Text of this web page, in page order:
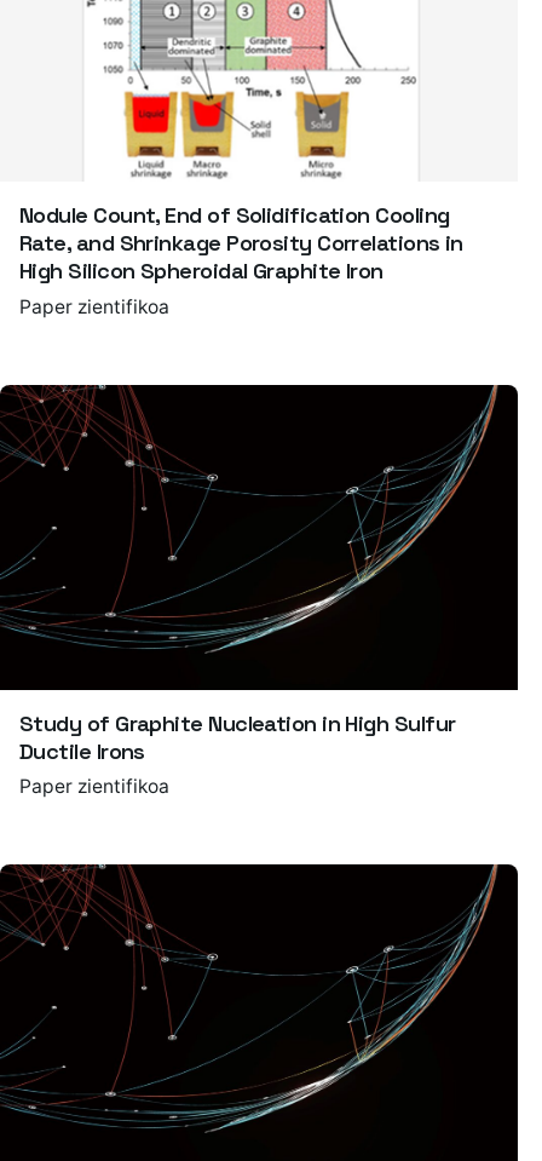
Nodule Count, End of Solidification Cooling
Rate, and Shrinkage Porosity Correlations in
High Silicon Spheroidal Graphite Iron
Paper zientifikoa
Study of Graphite Nucleation in High Sulfur
Ductile Irons
Paper zientifikoa